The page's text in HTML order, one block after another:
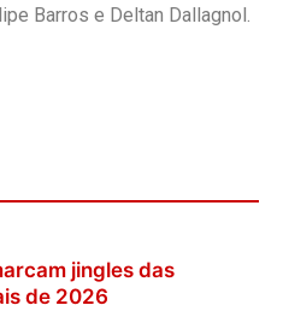
Barros e Deltan Dallagnol.
jingles das
de 2026